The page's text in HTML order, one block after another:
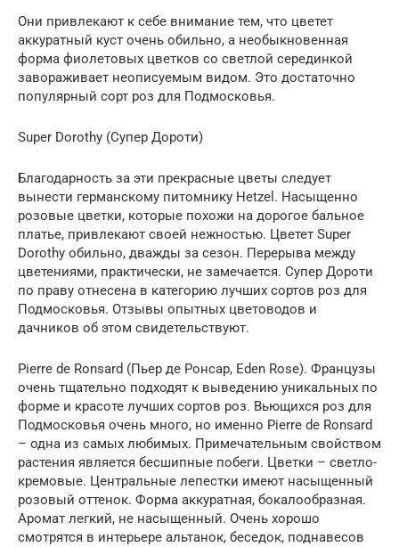
Они привлекают к себе внимание тем, что цветет
аккуратный куст очень обильно, а необыкновенная
форма фиолетовых цветков со светлой серединкой
завораживает неописуемым видом. Это достаточно
популярный сорт роз для Подмосковья.
Super Dorothy (Супер Дороти)
Благодарность за эти прекрасные цветы следует
вынести германскому питомнику Hetzel. Насыщенно
розовые цветки, которые похожи на дорогое бальное
платье, привлекают своей нежностью. Цветет Super
Dorothy обильно, дважды за сезон. Перерыва между
цветениями, практически, не замечается. Супер Дороти
по праву отнесена в категорию лучших сортов роз для
Подмосковья. Отзывы опытных цветоводов и
дачников об этом свидетельствуют.
Pierre de Ronsard (Пьер де Ронсар, Eden Rose). Французы
очень тщательно подходят к выведению уникальных по
форме и красоте лучших сортов роз. Вьющихся роз для
Подмосковья очень много, но именно Pierre de Ronsard
– одна из самых любимых. Примечательным свойством
растения является бесшипные побеги. Цветки – светло-
кремовые. Центральные лепестки имеют насыщенный
розовый оттенок. Форма аккуратная, бокалообразная.
Аромат легкий, не насыщенный. Очень хорошо
смотрятся в интерьере альтанок, беседок, поднавесов